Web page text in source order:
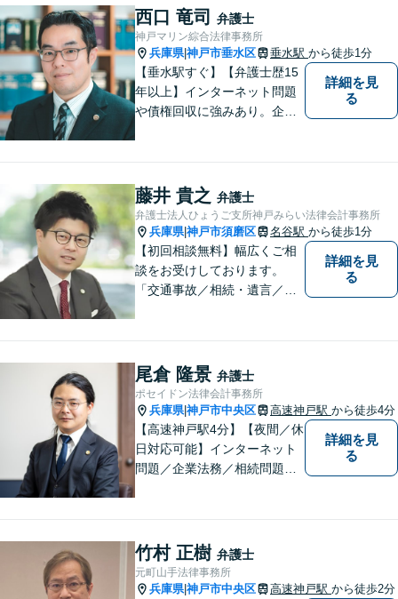
生後の手続き・トラブル対応
までワンストップで対応【オ
ンライン面談OK】
西口 竜司 弁護士
神戸マリン綜合法律事務所
兵庫県|神戸市垂水区 垂水駅 から徒歩1分
【垂水駅すぐ】【弁護士歴15
年以上】インターネット問題
や債権回収に強みあり。企業
しづらくてもご安心くださ
い。【分割払いOK】【休日・
夜間面談・ビデオ面談可】
詳細を見
る
藤井 貴之 弁護士
弁護士法人ひょうご支所神戸みらい法律会計事務所
兵庫県|神戸市須磨区 名谷駅 から徒歩1分
【初回相談無料】幅広くご相
談をお受けしております。
「交通事故／相続・遺言／離
い。公認会計士試験合格者。
【夜間・休日相談可能（要予
約）】【弁護士歴10年以上】
詳細を見
る
尾倉 隆景 弁護士
ポセイドン法律会計事務所
兵庫県|神戸市中央区 高速神戸駅 から徒歩4分
【高速神戸駅4分】【夜間／休
日対応可能】インターネット
問題／企業法務／相続問題／
詳細を見
る
竹村 正樹 弁護士
元町山手法律事務所
兵庫県|神戸市中央区 高速神戸駅 から徒歩2分